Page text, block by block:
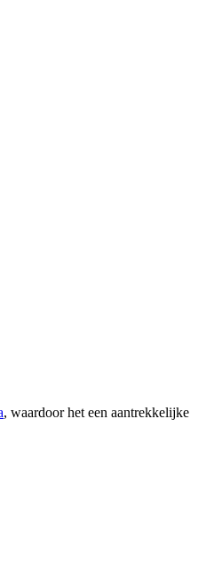
, waardoor het een aantrekkelijke